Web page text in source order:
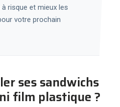
risque et mieux les
votre prochain
ses sandwichs
film plastique ?